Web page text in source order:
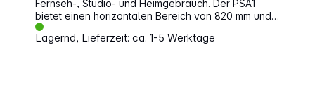
Fernseh-, Studio- und Heimgebrauch. Der PSA1
bietet einen horizontalen Bereich von 820 mm und
einen vertikalen Bereich von 840 mm sowie einen
Schwenkbereich von 360°. Er wird mit Klettbändern
Lagernd, Lieferzeit: ca. 1-5 Werktage